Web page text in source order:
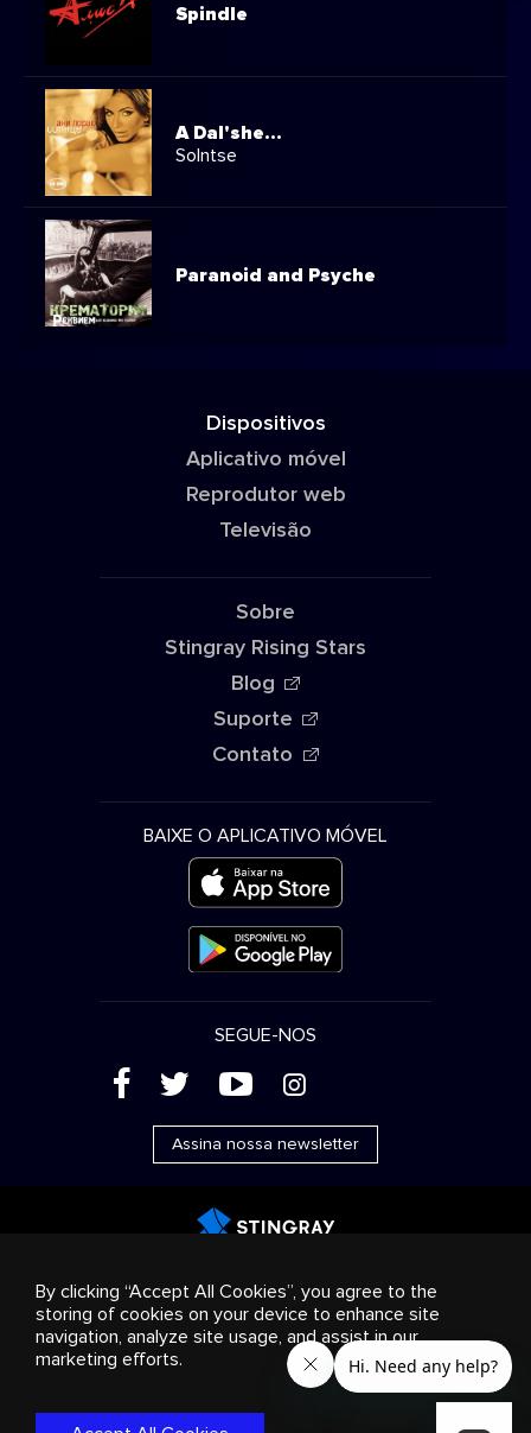
Spindle
A Dal'she…
Solntse
Paranoid and Psyche
Dispositivos
Aplicativo móvel
Reprodutor web
Televisão
Sobre
Stingray Rising Stars
Blog
Suporte
Contato
BAIXE O APLICATIVO MÓVEL
SEGUE-NOS
( ' + &
Assina nossa newsletter
consumo
Soluções empresariais Rádio
Sobre nós
Cookies settings
© 2018-2025 Stingray Group Inc. Todos os direitos
reservados. STINGRAY®, STINGRAY® MUSIC e outras marcas e
logotipos relacionados são marcas comerciais do Stingray
Group no Canadá, Estados Unidos da América e outros
By clicking “Accept All Cookies”, you agree to the
storing of cookies on your device to enhance site
navigation, analyze site usage, and assist in our
marketing efforts.